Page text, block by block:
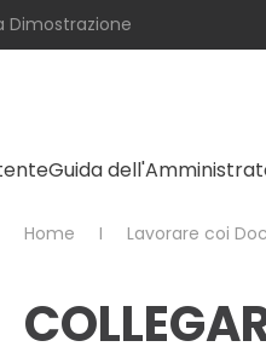
Dimostrazione
Guida
Home Lavorare coi